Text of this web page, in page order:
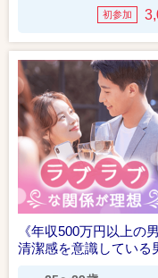
初参加
《年収500万円以上の男
清潔感を意識している